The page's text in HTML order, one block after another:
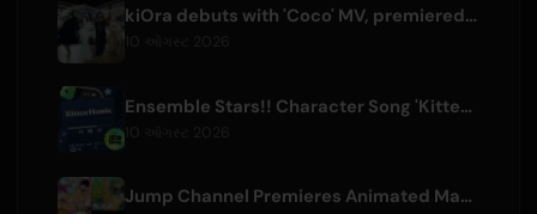
kiOra debuts with 'Coco' MV, premiered at HEAD IN THE CLOUDS LA
Ensemble Stars!! Character Song 'Kitten Homie' by Ritsu Sakuma Releases Worldwide
Jump Channel Premieres Animated Manga for Three New Shonen Jump Series